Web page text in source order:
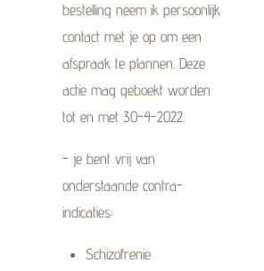
bestelling neem ik persoonlijk
contact met je op om een
afspraak te plannen. Deze
actie mag geboekt worden
tot en met 30-4-2022.
- je bent vrij van
onderstaande contra-
indicaties:
Schizofrenie